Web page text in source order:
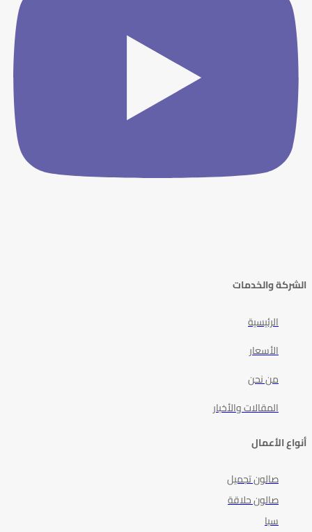
الشركة والخدمات
الرئيسية
الأسعار
من نحن
المقالات والأخبار
أنواع الأعمال
صالون تجميل
صالون حلاقة
سبا